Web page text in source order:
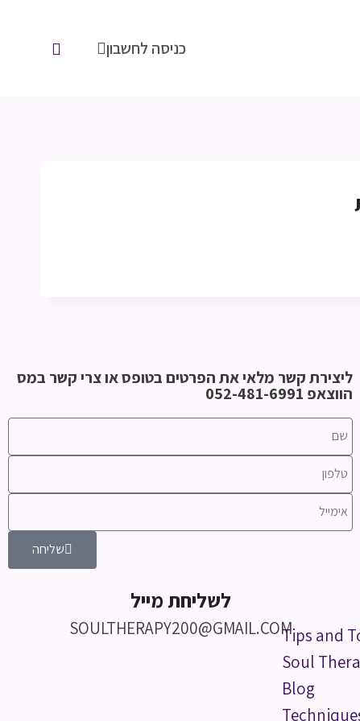
Tips and
Soul
Blog
כניסה לחשבון
ליצירת קשר מלאי את הפרטים בטופס או צרי קשר במס
הווצאפ 052-481-6991
שליחה
לשליחת מייל
SOULTHERAPY200@GMAIL.COM